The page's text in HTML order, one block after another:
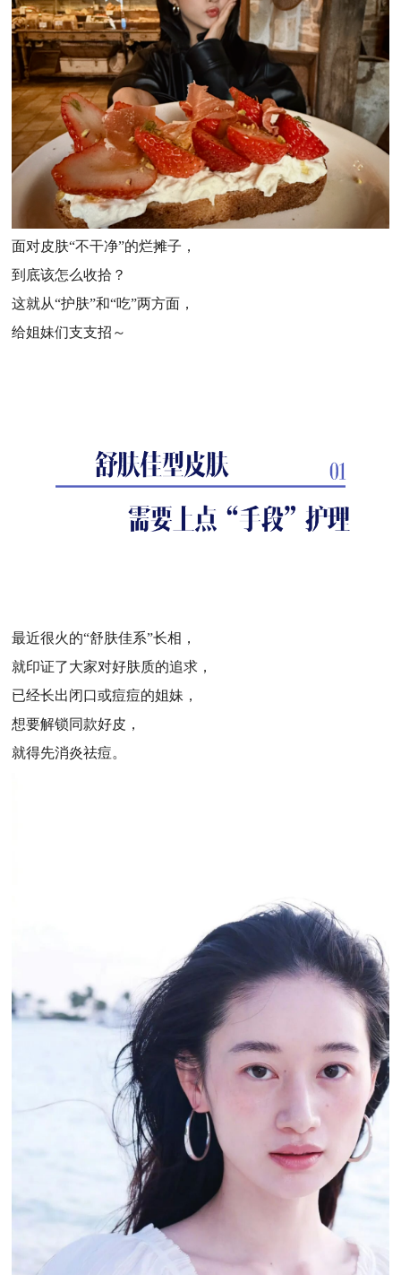
面对皮肤“不干净”的烂摊子，
到底该怎么收拾？
这就从“护肤”和“吃”两方面，
给姐妹们支支招～
最近很火的“舒肤佳系”长相，
就印证了大家对好肤质的追求，
已经长出闭口或痘痘的姐妹，
想要解锁同款好皮，
就得先消炎祛痘。